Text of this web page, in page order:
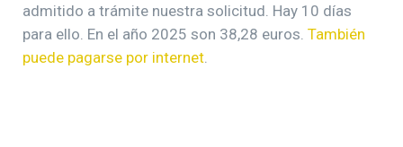
admitido a trámite nuestra solicitud. Hay 10 días
para ello. En el año 2025 son 38,28 euros. También
puede pagarse por internet